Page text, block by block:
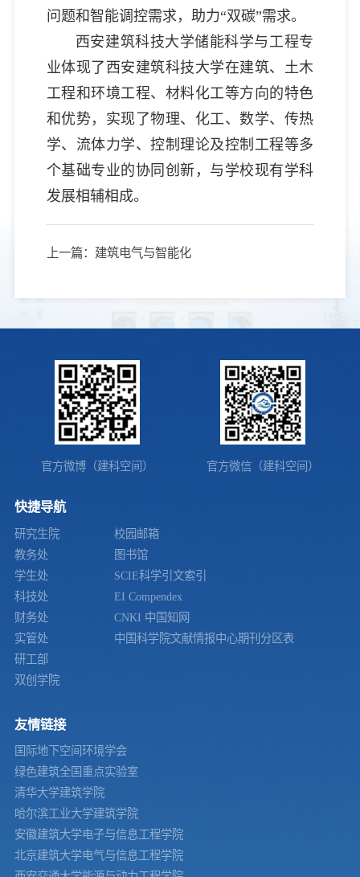
问题和智能调控需求，助力“双碳”需求。
西安建筑科技大学储能科学与工程专
业体现了西安建筑科技大学在建筑、土木
工程和环境工程、材料化工等方向的特色
和优势，实现了物理、化工、数学、传热
学、流体力学、控制理论及控制工程等多
个基础专业的协同创新，与学校现有学科
发展相辅相成。
上一篇：建筑电气与智能化
官方微博（建科空间） 官方微信（建科空间）
快捷导航
研究生院
教务处
学生处
科技处
财务处
实管处
研工部
双创学院
校园邮箱
图书馆
SCIE科学引文索引
EI Compendex
CNKI 中国知网
中国科学院文献情报中心期刊分区表
友情链接
国际地下空间环境学会
绿色建筑全国重点实验室
清华大学建筑学院
哈尔滨工业大学建筑学院
安徽建筑大学电子与信息工程学院
北京建筑大学电气与信息工程学院